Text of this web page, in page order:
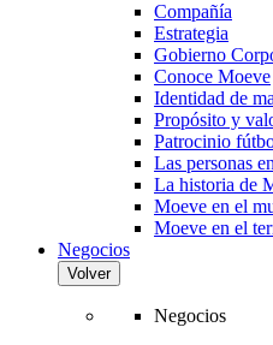
Compañía
Estrategia
Gobierno
Conoce Moeve
Identidad de
Propósito y
Patrocinio
Las personas
La historia de
Moeve en el
Moeve en el
Negocios
Volver
Negocios